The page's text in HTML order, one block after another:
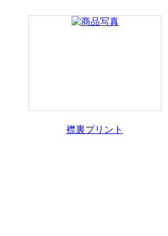
襟裏プリント